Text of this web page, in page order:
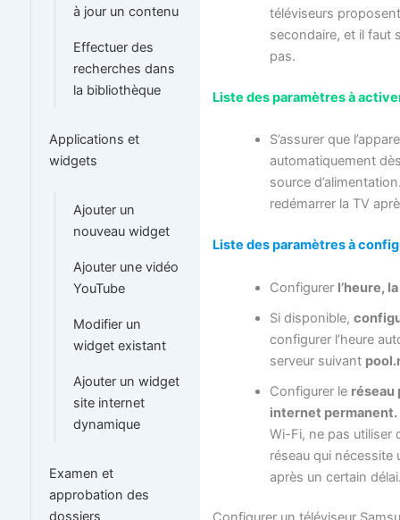
à jour un contenu
Effectuer des
recherches dans
la bibliothèque
Applications et
widgets
Ajouter un
nouveau widget
Ajouter une vidéo
YouTube
Modifier un
widget existant
Ajouter un widget
site internet
dynamique
Examen et
approbation des
dossiers
téléviseurs
secondaire, et il faut
pas.
Liste des paramètres à
S’assurer que
automatiquement
source
redémarrer la TV
Liste des paramètres à
Configurer l’heure,
Si disponible,
configurer l’heure
serveur suivant
Configurer le réseau
internet permanent.
Wi-Fi, ne pas utiliser
réseau qui nécessite
après un certain